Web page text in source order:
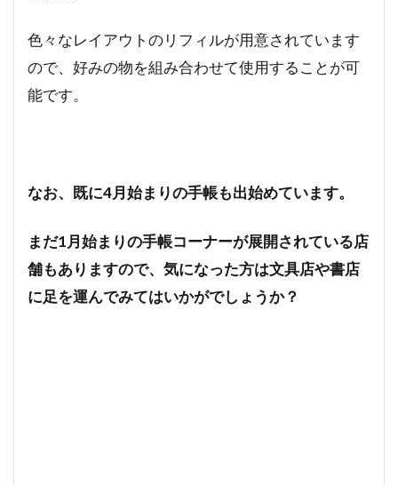
色々なレイアウトのリフィルが用意されています
ので、好みの物を組み合わせて使用することが可
能です。
なお、既に4月始まりの手帳も出始めています。
まだ1月始まりの手帳コーナーが展開されている店
舗もありますので、気になった方は文具店や書店
に足を運んでみてはいかがでしょうか？